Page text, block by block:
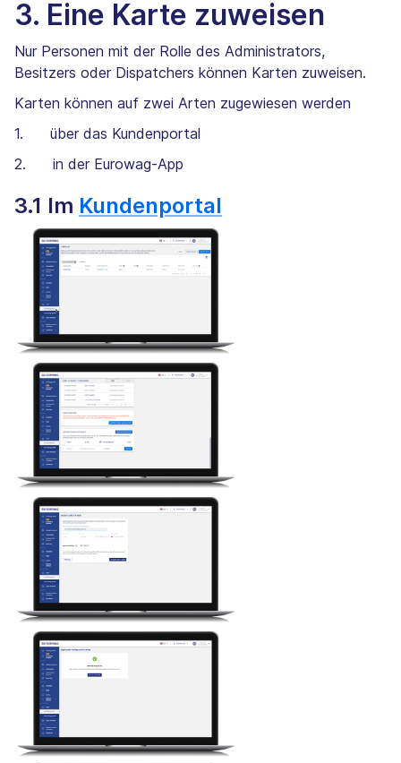
3. Eine Karte zuweisen
Nur Personen mit der Rolle des Administrators,
Besitzers oder Dispatchers können Karten zuweisen.
Karten können auf zwei Arten zugewiesen werden
1. über das Kundenportal
2. in der Eurowag-App
3.1 Im Kundenportal